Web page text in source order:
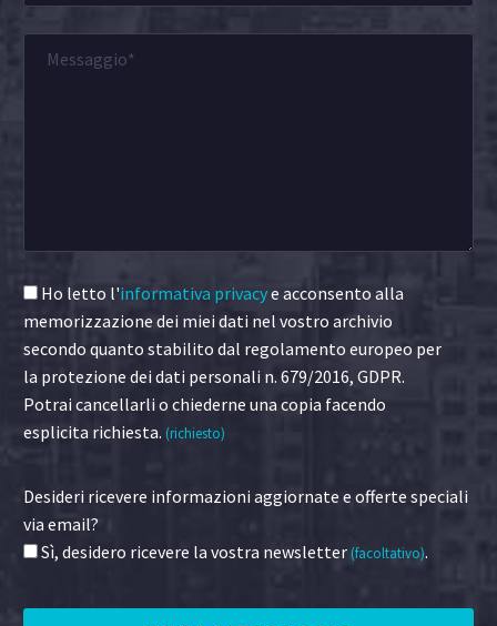
Ho letto l'informativa privacye acconsento alla
memorizzazione dei miei dati nel vostro archivio
secondo quanto stabilito dal regolamento europeo per
la protezione dei dati personali n. 679/2016, GDPR.
Potrai cancellarli o chiederne una copia facendo
esplicita richiesta. (richiesto)
Desideri ricevere informazioni aggiornate e offerte speciali
via email?
Sì, desidero ricevere la vostra newsletter(facoltativo).